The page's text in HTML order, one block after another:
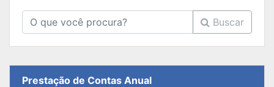
Buscar
Prestação de Contas Anual